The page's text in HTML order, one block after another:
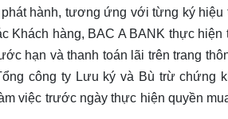
hành, tương ứng với từng ký hiệu
Khách hàng, BAC A BANK thực hiện
hạn và thanh toán lãi trên trang
công ty Lưu ký và Bù trừ chứng
việc trước ngày thực hiện quyền